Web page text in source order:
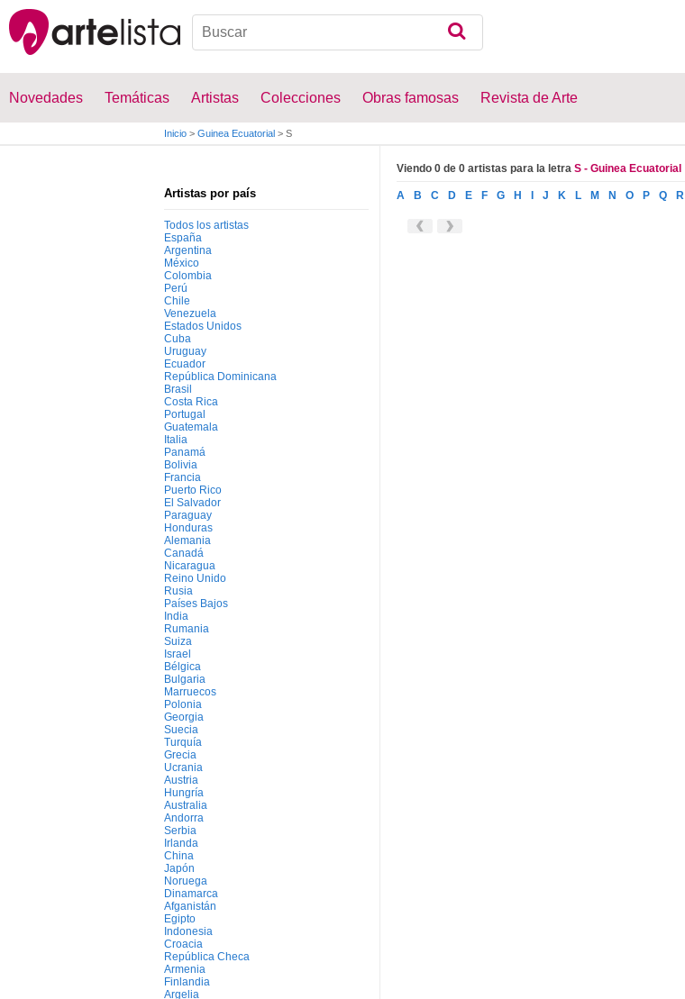
Novedades Temáticas Artistas Colecciones Obras famosas Revista de Arte
Inicio > Guinea Ecuatorial > S
Artistas por país
Todos los artistas
España
Argentina
México
Colombia
Perú
Chile
Venezuela
Estados Unidos
Cuba
Uruguay
Ecuador
República Dominicana
Brasil
Costa Rica
Portugal
Guatemala
Italia
Panamá
Bolivia
Francia
Puerto Rico
El Salvador
Paraguay
Honduras
Alemania
Canadá
Nicaragua
Reino Unido
Rusia
Países Bajos
India
Rumania
Suiza
Israel
Bélgica
Bulgaria
Marruecos
Polonia
Georgia
Suecia
Turquía
Grecia
Ucrania
Austria
Hungría
Australia
Andorra
Serbia
Irlanda
China
Japón
Noruega
Dinamarca
Afganistán
Egipto
Indonesia
Croacia
República Checa
Armenia
Finlandia
Argelia
Viendo 0 de 0 artistas para la letra S - Guinea Ecuatorial
A B C D E F G H J K L M N O P Q R